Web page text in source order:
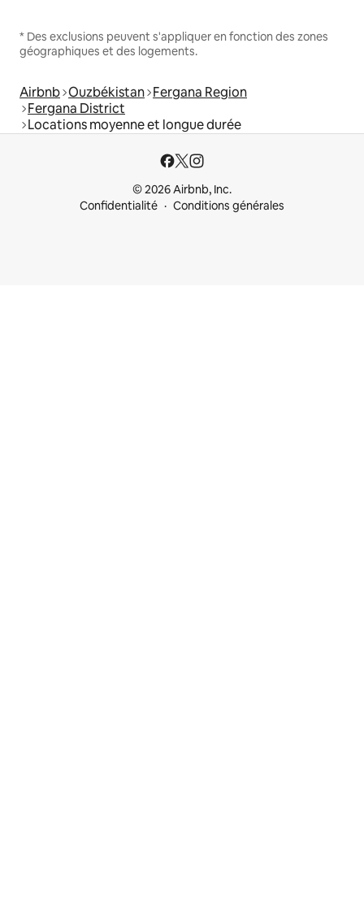
* Des exclusions peuvent s'appliquer en fonction des zones
géographiques et des logements.
Airbnb Ouzbékistan Fergana Region
Fergana District
Locations moyenne et longue durée
© 2026 Airbnb, Inc.
Confidentialité
Conditions générales